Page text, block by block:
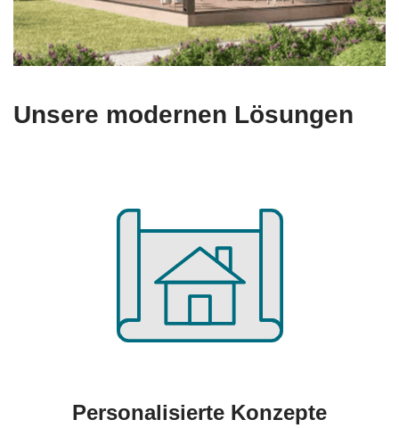
Unsere modernen Lösungen
Personalisierte Konzepte